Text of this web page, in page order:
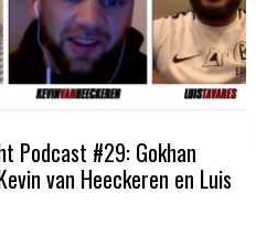
Podcast #29: Gokhan
van Heeckeren en Luis